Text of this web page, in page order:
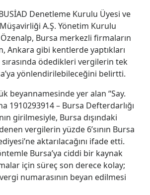
Denetleme Kurulu Üyesi ve
A.Ş. Yönetim Kurulu
Bursa merkezli firmaların
Ankara gibi kentlerde yaptıkları
ödedikleri vergilerin tek
yönlendirilebileceğini belirtti.
beyannamesinde yer alan “Say.
1910293914 – Bursa Defterdarlığı
girilmesiyle, Bursa dışındaki
vergilerin yüzde 6’sının Bursa
aktarılacağını ifade etti.
Bursa’ya ciddi bir kaynak
için süreç son derece kolay;
numarasının beyan edilmesi